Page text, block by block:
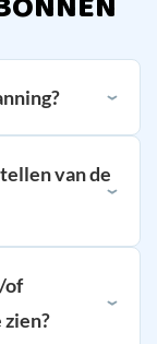
van de
of